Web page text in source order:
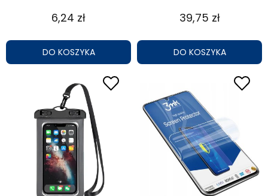
6,24 zł
DO KOSZYKA
39,75 zł
DO KOSZYKA